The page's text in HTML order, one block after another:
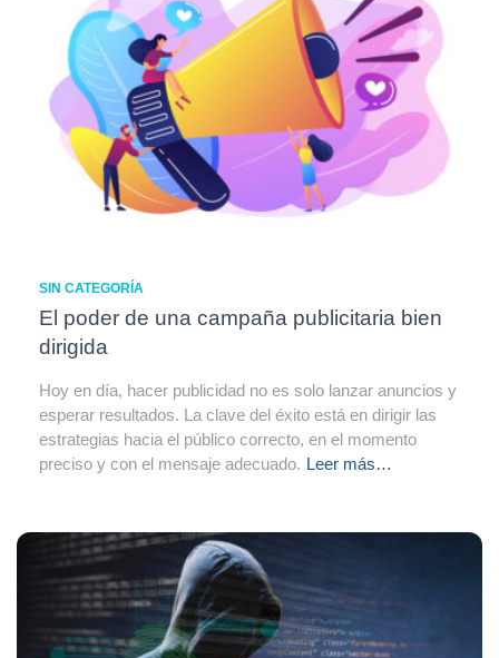
SIN CATEGORÍA
El poder de una campaña publicitaria bien
dirigida
Hoy en día, hacer publicidad no es solo lanzar anuncios y
esperar resultados. La clave del éxito está en dirigir las
estrategias hacia el público correcto, en el momento
preciso y con el mensaje adecuado. Leer más…